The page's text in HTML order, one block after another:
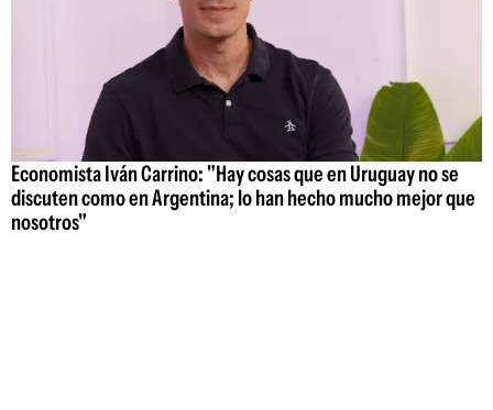
Economista Iván Carrino: "Hay cosas que en Uruguay no se
discuten como en Argentina; lo han hecho mucho mejor que
nosotros"